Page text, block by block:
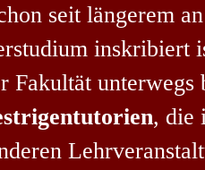
seit längerem
inskribiert
Fakultät
, die